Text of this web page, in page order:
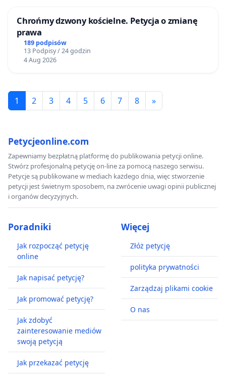
Chrońmy dzwony kościelne. Petycja o zmianę
prawa
189 podpisów
13 Podpisy / 24 godzin
4 Aug 2026
1 2 3 4 5 6 7 8 »
Petycjeonline.com
Zapewniamy bezpłatną platformę do publikowania petycji online.
Stwórz profesjonalną petycję on-line za pomocą naszego serwisu.
Petycje są publikowane w mediach każdego dnia, więc stworzenie
petycji jest świetnym sposobem, na zwrócenie uwagi opinii publicznej
i organów decyzyjnych.
Poradniki
Jak rozpocząć petycję
online
Jak napisać petycję?
Jak promować petycję?
Jak zdobyć
zainteresowanie mediów
swoją petycją
Jak przekazać petycję
Więcej
Złóż petycję
polityka prywatności
Zarządzaj plikami cookie
O nas